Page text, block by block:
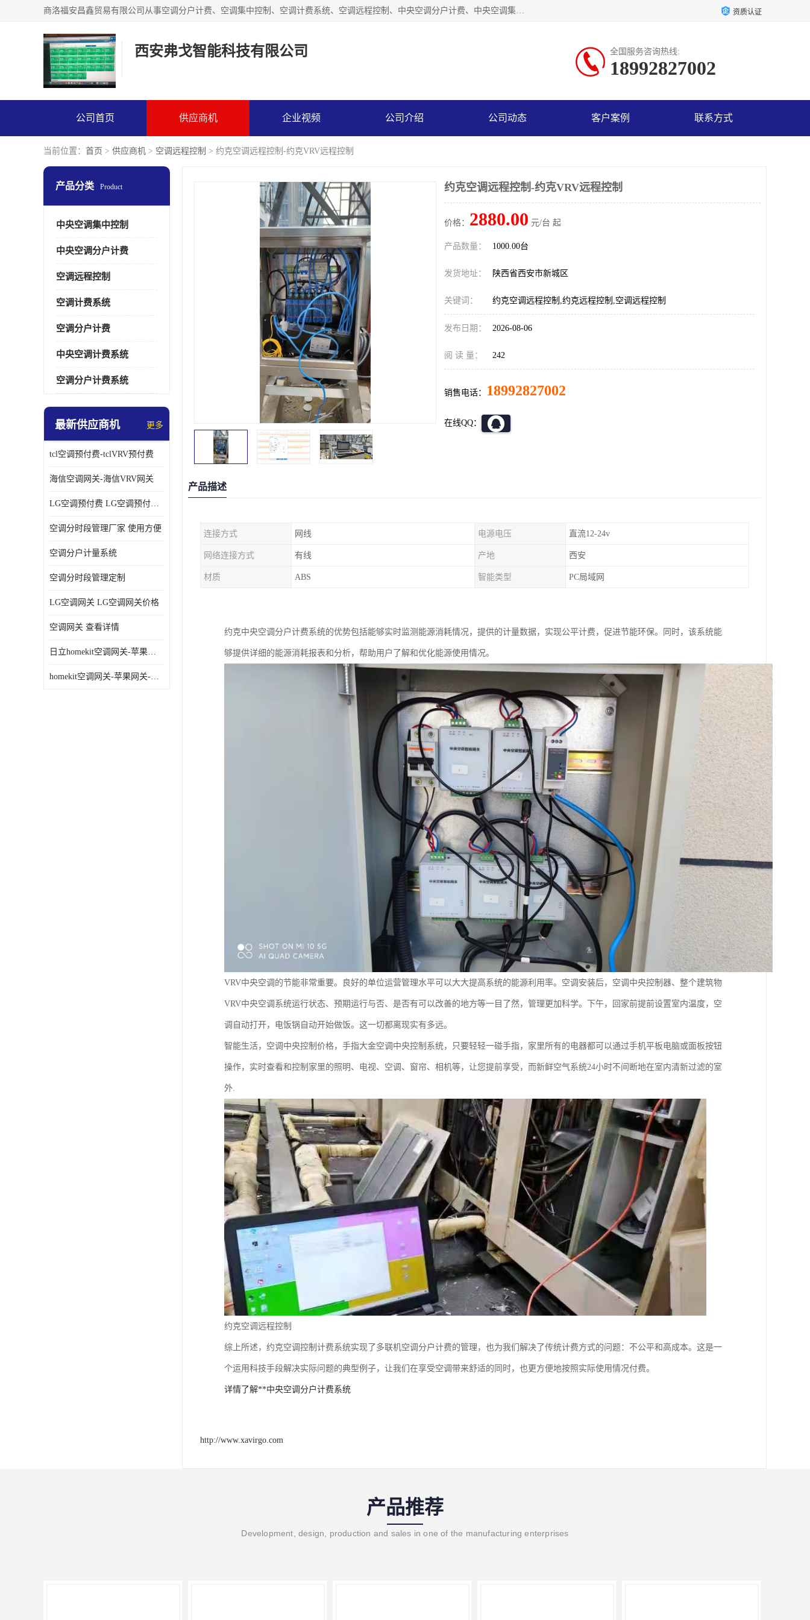
商洛福安昌鑫贸易有限公司从事空调分户计费、空调集中控制、空调计费系统、空调远程控制、中央空调分户计费、中央空调集中控制等产品的销售与安装。。语音控制，解放双手，让用户畅享安全、健康、便利、舒适、节能、愉悦的物联网智慧生活，我们竭诚为您提供住宅、别墅、公寓的智能家居化、智能办公化，智能酒店的解决方案。 资质认证
西安弗戈智能科技有限公司 全国服务咨询热线:
18992827002
公司首页 供应商机 企业视频 公司介绍 公司动态 客户案例 联系方式
当前位置： 首页 > 供应商机 > 空调远程控制 > 约克空调远程控制-约克VRV远程控制
产品分类 Product
中央空调集中控制
中央空调分户计费
空调远程控制
空调计费系统
空调分户计费
中央空调计费系统
空调分户计费系统
最新供应商机 更多
tcl空调预付费-tclVRV预付费
海信空调网关-海信VRV网关
LG空调预付费 LG空调预付费方案
空调分时段管理厂家 使用方便
空调分户计量系统
空调分时段管理定制
LG空调网关 LG空调网关价格
空调网关 查看详情
日立homekit空调网关-苹果网关-homekit空调网关
homekit空调网关-苹果网关-三星homekit空调网关
约克空调远程控制-约克VRV远程控制
价格： 2880.00 元/台 起
产品数量： 1000.00台
发货地址： 陕西省西安市新城区
关键词： 约克空调远程控制,约克远程控制,空调远程控制
发布日期： 2026-08-06
阅 读 量： 242
销售电话： 18992827002
在线QQ：
产品描述
连接方式 网线 电源电压 直流12-24v
网络连接方式 有线 产地 西安
材质 ABS 智能类型 PC局域网
约克中央空调分户计费系统的优势包括能够实时监测能源消耗情况，提供的计量数据，实现公平计费，促进节能环保。同 时，该系统能
够提供详细的能源消耗报表和分析，帮助用户了解和优化能源使用情况。
VRV中央空调的节能非常重要。良好的单位运营管理水平可以大大提高系统的能源利用率。空调安装后，空调中央控制器、整个建筑物
VRV中央空调系统运行状态、预期运行与否、是否有可以改善的地方等一目了然，管理更加科学。下午，回家前提前设置室内温度，空
调自动打开，电饭锅自动开始做饭。这一切都离现实有多远。
智能生活，空调中央控制价格，手指大金空调中央控制系统，只要轻轻一碰手指，家里所有的电器都可以通过手机平板电脑或面板按钮
操作，实时查看和控制家里的照明、电视、空调、窗帘、相机等，让您提前享受，而新鲜空气系统24小时不间断地在室内清新过滤的室
外.
约克空调远程控制
综上所述，约克空调控制计费系统实现了多联机空调分户计费的管理，也为我们解决了传统计费方式的问题：不公平和高成本。这是一
个运用科技手段解决实际问题的典型例子，让我们在享受空调带来舒适的同时，也更方便地按照实际使用情况付费。
详情了解**中央空调分户计费系统
http://www.xavirgo.com
产品推荐
Development, design, production and sales in one of the manufacturing enterprises